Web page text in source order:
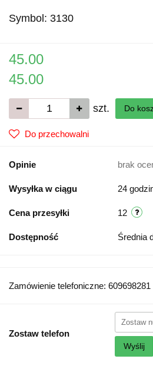
Symbol: 3130
45.00
45.00
szt. Do
Do przechowalni
Opinie brak
Wysyłka w ciągu 24
Cena przesyłki 12
Dostępność Średnia
Zamówienie telefoniczne: 609698281
Zostaw telefon
Wyślij